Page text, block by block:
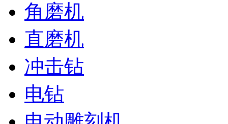
角磨机
直磨机
冲击钻
电钻